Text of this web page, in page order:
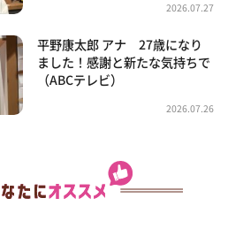
2026.07.27
平野康太郎 アナ 27歳になり
ました！感謝と新たな気持ちで
（ABCテレビ）
2026.07.26